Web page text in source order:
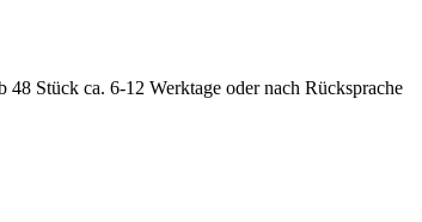
Stück ca. 6-12 Werktage oder nach Rücksprache